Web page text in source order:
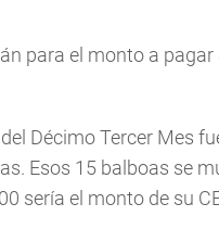
para el monto a
Décimo Tercer Mes
Esos 15 balboas se
sería el monto de su